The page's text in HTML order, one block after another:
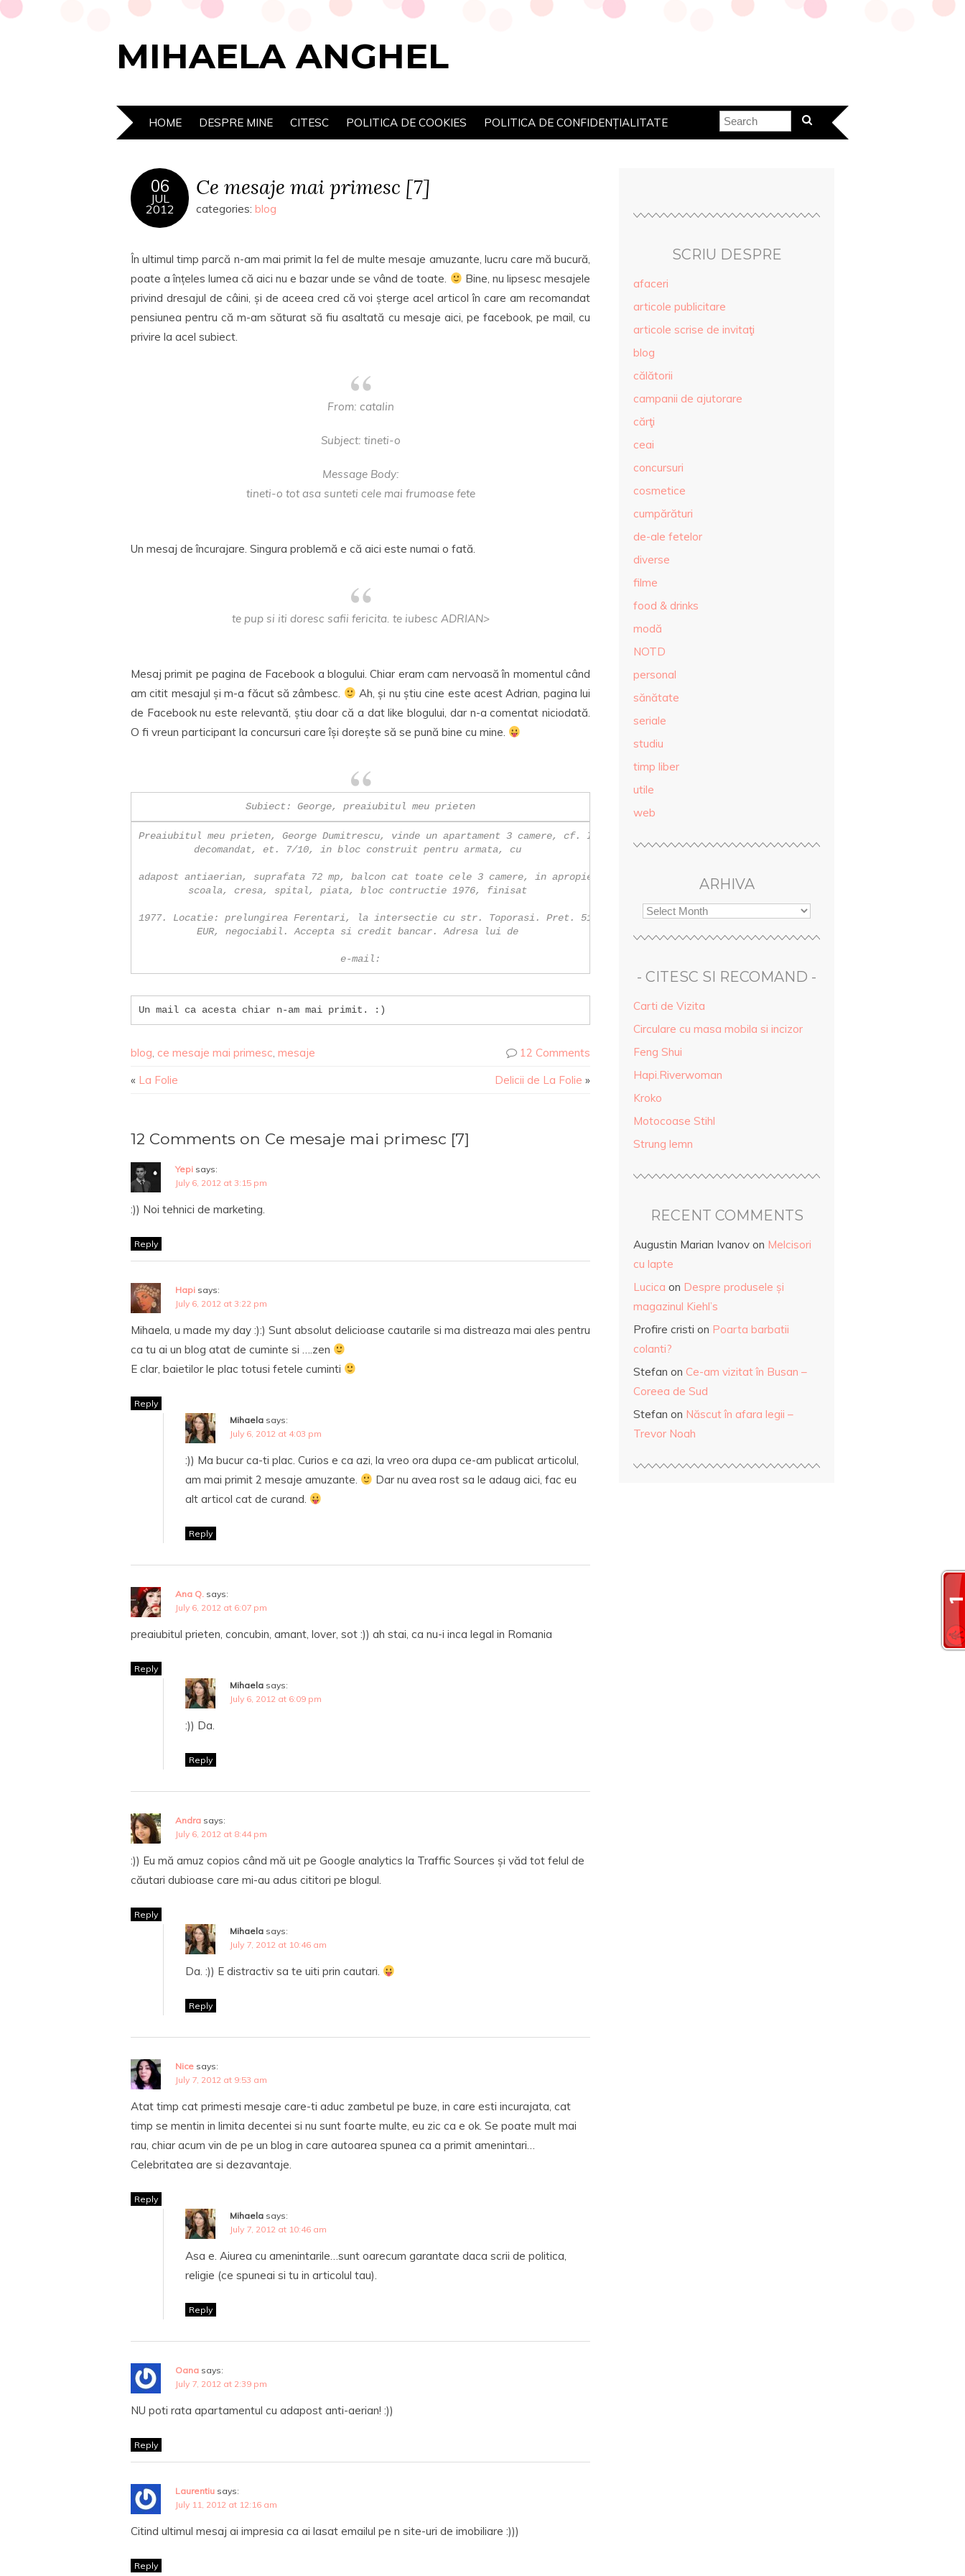
MIHAELA ANGHEL
HOME DESPRE MINE CITESC POLITICA DE COOKIES POLITICA DE CONFIDENȚIALITATE
06
JUL
2012
Ce mesaje mai primesc [7]
categories: blog
În ultimul timp parcă n-am mai primit la fel de multe mesaje amuzante, lucru care mă bucură,
poate a înțeles lumea că aici nu e bazar unde se vând de toate.
Bine, nu lipsesc mesajele
privind dresajul de câini, și de aceea cred că voi șterge acel articol în care am recomandat
pensiunea pentru că m-am săturat să fiu asaltată cu mesaje aici, pe facebook, pe mail, cu
privire la acel subiect.
From: catalin
Subject: tineti-o
Message Body:
tineti-o tot asa sunteti cele mai frumoase fete
Un mesaj de încurajare. Singura problemă e că aici este numai o fată.
te pup si iti doresc safii fericita. te iubesc ADRIAN>
Mesaj primit pe pagina de Facebook a blogului. Chiar eram cam nervoasă în momentul când
am citit mesajul și m-a făcut să zâmbesc.
Ah, și nu știu cine este acest Adrian, pagina lui
de Facebook nu este relevantă, știu doar că a dat like blogului, dar n-a comentat niciodată.
O fi vreun participant la concursuri care își dorește să se pună bine cu mine.
Subiect: George, preaiubitul meu prieten
Preaiubitul meu prieten, George Dumitrescu, vinde un apartament 3 camere, cf. I,
decomandat, et. 7/10, in bloc construit pentru armata, cu
adapost antiaerian, suprafata 72 mp, balcon cat toate cele 3 camere, in apropiere
scoala, cresa, spital, piata, bloc contructie 1976, finisat
1977. Locatie: prelungirea Ferentari, la intersectie cu str. Toporasi. Pret. 51000
EUR, negociabil. Accepta si credit bancar. Adresa lui de
e-mail:
Un mail ca acesta chiar n-am mai primit. :)
blog, ce mesaje mai primesc, mesaje
12 Comments
« La Folie Delicii de La Folie »
12 Comments on Ce mesaje mai primesc [7]
Yepi says:
July 6, 2012 at 3:15 pm
:)) Noi tehnici de marketing.
Reply
Hapi says:
July 6, 2012 at 3:22 pm
Mihaela, u made my day :):) Sunt absolut delicioase cautarile si ma distreaza mai ales pentru
ca tu ai un blog atat de cuminte si ….zen
E clar, baietilor le plac totusi fetele cuminti
Reply
Mihaela says:
July 6, 2012 at 4:03 pm
:)) Ma bucur ca-ti plac. Curios e ca azi, la vreo ora dupa ce-am publicat articolul,
am mai primit 2 mesaje amuzante.
Dar nu avea rost sa le adaug aici, fac eu
alt articol cat de curand.
Reply
Ana Q. says:
July 6, 2012 at 6:07 pm
preaiubitul prieten, concubin, amant, lover, sot :)) ah stai, ca nu-i inca legal in Romania
Reply
Mihaela says:
July 6, 2012 at 6:09 pm
:)) Da.
Reply
Andra says:
July 6, 2012 at 8:44 pm
:)) Eu mă amuz copios când mă uit pe Google analytics la Traffic Sources și văd tot felul de
căutari dubioase care mi-au adus cititori pe blogul.
Reply
Mihaela says:
July 7, 2012 at 10:46 am
Da. :)) E distractiv sa te uiti prin cautari.
Reply
Nice says:
July 7, 2012 at 9:53 am
Atat timp cat primesti mesaje care-ti aduc zambetul pe buze, in care esti incurajata, cat
timp se mentin in limita decentei si nu sunt foarte multe, eu zic ca e ok. Se poate mult mai
rau, chiar acum vin de pe un blog in care autoarea spunea ca a primit amenintari…
Celebritatea are si dezavantaje.
Reply
Mihaela says:
July 7, 2012 at 10:46 am
Asa e. Aiurea cu amenintarile…sunt oarecum garantate daca scrii de politica,
religie (ce spuneai si tu in articolul tau).
Reply
Oana says:
July 7, 2012 at 2:39 pm
NU poti rata apartamentul cu adapost anti-aerian! :))
Reply
Laurentiu says:
July 11, 2012 at 12:16 am
Citind ultimul mesaj ai impresia ca ai lasat emailul pe n site-uri de imobiliare :)))
Reply
SCRIU DESPRE
afaceri
articole publicitare
articole scrise de invitaţi
blog
călătorii
campanii de ajutorare
cărţi
ceai
concursuri
cosmetice
cumpărături
de-ale fetelor
diverse
filme
food & drinks
modă
NOTD
personal
sănătate
seriale
studiu
timp liber
utile
web
ARHIVA
- CITESC SI RECOMAND -
Carti de Vizita
Circulare cu masa mobila si incizor
Feng Shui
Hapi.Riverwoman
Kroko
Motocoase Stihl
Strung lemn
RECENT COMMENTS
Augustin Marian Ivanov on Melcisori
cu lapte
Lucica on Despre produsele și
magazinul Kiehl’s
Profire cristi on Poarta barbatii
colanti?
Stefan on Ce-am vizitat în Busan –
Coreea de Sud
Stefan on Născut în afara legii –
Trevor Noah